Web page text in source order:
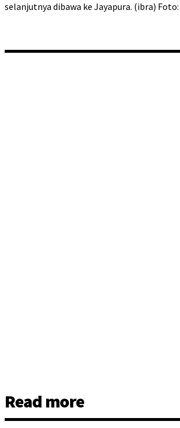
selanjutnya dibawa ke Jayapura. (ibra)
Read more